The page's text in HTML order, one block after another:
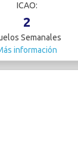
ICAO:
2
Semanales
información